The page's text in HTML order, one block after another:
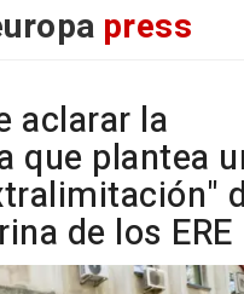
press
aclarar la
que plantea
de los ERE